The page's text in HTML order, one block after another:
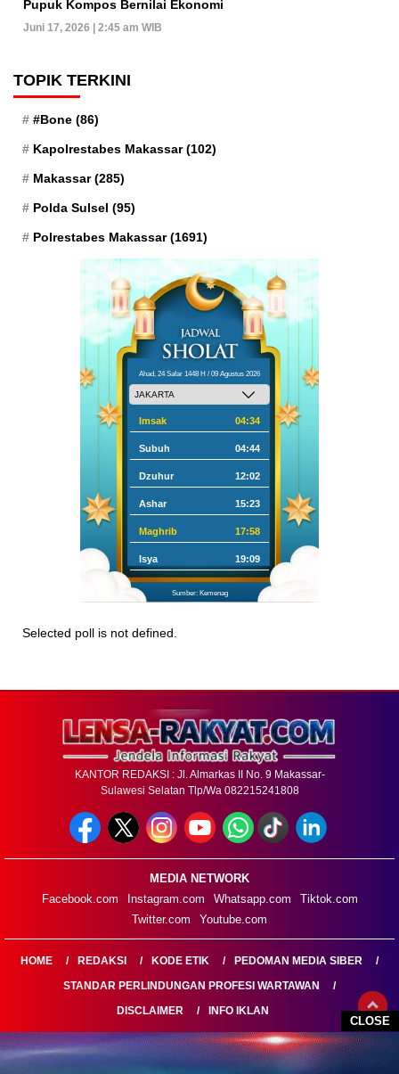
CLOSE
Pupuk Kompos Bernilai Ekonomi
Juni 17, 2026 | 2:45 am WIB
TOPIK TERKINI
#Bone (86)
Kapolrestabes Makassar(102)
Makassar(285)
Polda Sulsel (95)
Polrestabes Makassar(1691)
Ahad, 24 Safar 1448 H / 09 Agustus 2026
Imsak 04:34
Subuh 04:44
Dzuhur 12:02
Ashar 15:23
Maghrib 17:58
Isya 19:09
Sumber: Kemenag
Selected poll is not defined.
KANTOR REDAKSI : Jl. Almarkas II No. 9 Makassar-
Sulawesi Selatan Tlp/Wa 082215241808
MEDIA NETWORK
Facebook.com
Instagram.com Whatsapp.com
Tiktok.com
Twitter.com
Youtube.com
HOME REDAKSI KODE ETIK
PEDOMAN MEDIA SIBER
STANDAR PERLINDUNGAN PROFESI WARTAWAN
DISCLAIMER
INFO IKLAN
LENSARAKYAT.COM@2026